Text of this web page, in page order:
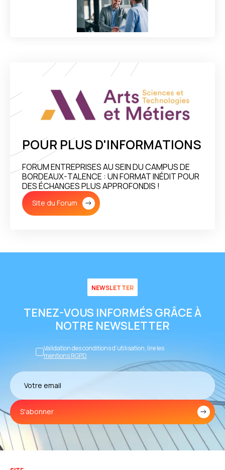
POUR PLUS D'INFORMATIONS
FORUM ENTREPRISES AU SEIN DU CAMPUS DE
BORDEAUX-TALENCE : UN FORMAT INÉDIT POUR
DES ÉCHANGES PLUS APPROFONDIS !
Site du Forum
NEWSLETTER
TENEZ-VOUS INFORMÉS GRÂCE À
NOTRE NEWSLETTER
Validation des conditions d’utilisation, lire les
mentions RGPD
S'abonner